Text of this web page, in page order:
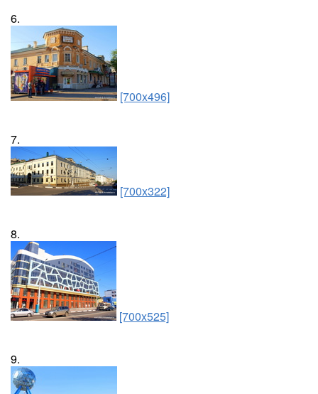
6.
[700x496]
7.
[700x322]
8.
[700x525]
9.